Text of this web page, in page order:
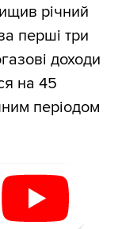
річний
перші три
доходи
на 45
періодом